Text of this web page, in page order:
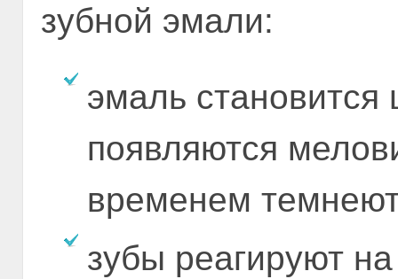
зубной эмали:
эмаль
появляются
временем
зубы реагируют